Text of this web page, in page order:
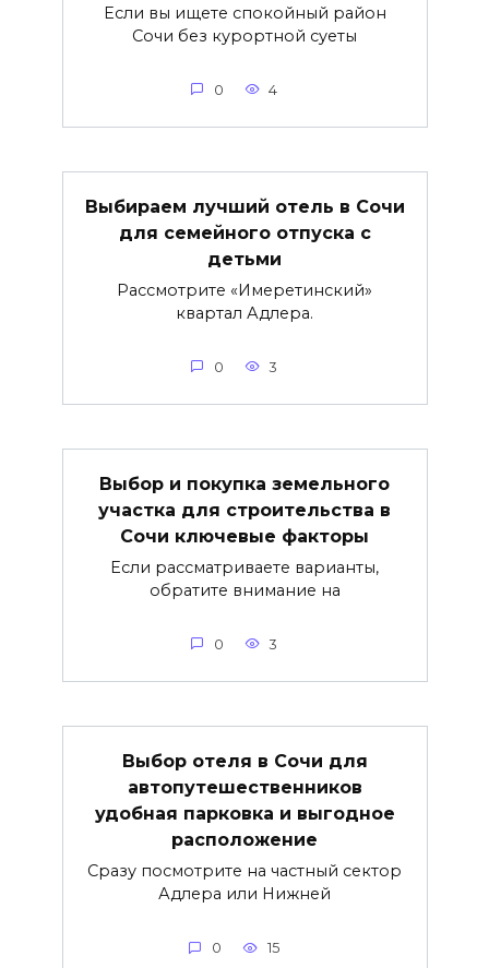
Если вы ищете спокойный район
Сочи без курортной суеты
0 4
Выбираем лучший отель в Сочи
для семейного отпуска с
детьми
Рассмотрите «Имеретинский»
квартал Адлера.
0 3
Выбор и покупка земельного
участка для строительства в
Сочи ключевые факторы
Если рассматриваете варианты,
обратите внимание на
0 3
Выбор отеля в Сочи для
автопутешественников
удобная парковка и выгодное
расположение
Сразу посмотрите на частный сектор
Адлера или Нижней
0 15